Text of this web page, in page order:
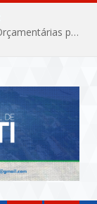
Câmara Municipal aprova Lei de Diretrizes Orçamentárias para o exercício financeiro de 2027